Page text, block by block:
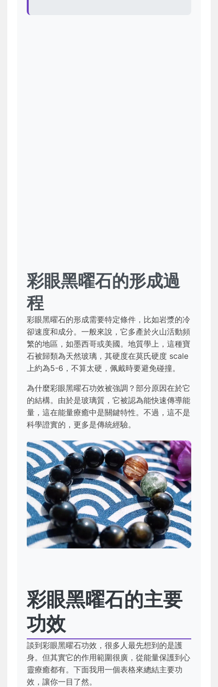
彩眼黑曜石的形成過
程
彩眼黑曜石的形成需要特定條件，比如岩漿的冷
卻速度和成分。一般來說，它多產於火山活動頻
繁的地區，如墨西哥或美國。地質學上，這種寶
石被歸類為天然玻璃，其硬度在莫氏硬度 scale
上約為5-6，不算太硬，佩戴時要避免碰撞。
為什麼彩眼黑曜石功效被強調？部分原因在於它
的結構。由於是玻璃質，它被認為能快速傳導能
量，這在能量療癒中是關鍵特性。不過，這不是
科學證實的，更多是傳統經驗。
彩眼黑曜石的主要
功效
談到彩眼黑曜石功效，很多人最先想到的是護
身。但其實它的作用範圍很廣，從能量保護到心
靈療癒都有。下面我用一個表格來總結主要功
效，讓你一目了然。